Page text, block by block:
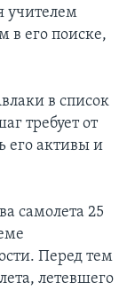
учителем
в его поиске,
в список
требует от
его активы и
самолета 25
Перед тем
летевшего